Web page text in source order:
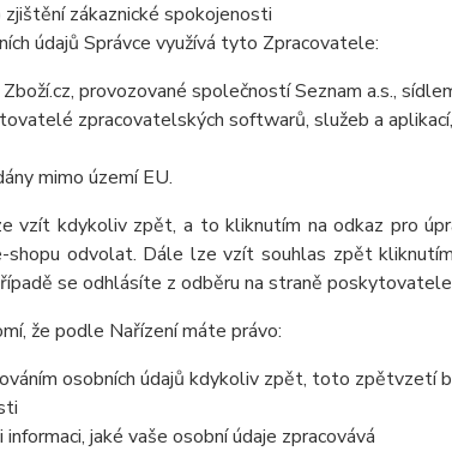
zákaznické spokojenosti
údajů Správce využívá tyto Zpracovatele:
provozované společností Seznam a.s.,
zpracovatelských softwarů, služeb a
mimo území EU.
vzít kdykoliv zpět, a to kliknutím na odkaz pro
odvolat. Dále lze vzít souhlas zpět
se odhlásíte z odběru na straně poskytovatele
že podle Nařízení máte právo:
osobních údajů kdykoliv zpět, toto zpětvzetí
jaké vaše osobní údaje zpracovává